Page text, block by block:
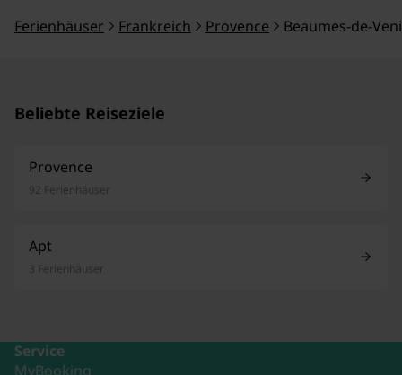
Ferienhäuser Frankreich Provence Beaumes-de-
Beliebte Reiseziele
Provence
92 Ferienhäuser
Apt
3 Ferienhäuser
Service
MyBooking